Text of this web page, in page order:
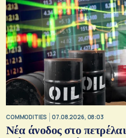
COMMODITIES 07.08.2026, 08:03
Νέα άνοδος στο